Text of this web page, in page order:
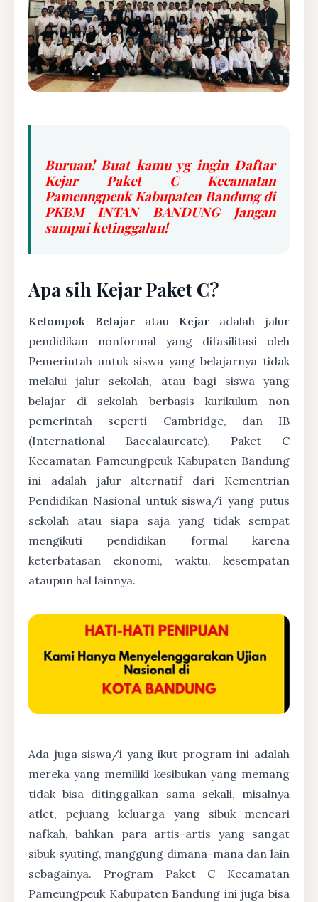
Buruan! Buat kamu yg ingin Daftar
Kejar Paket C Kecamatan
Pameungpeuk Kabupaten Bandung di
PKBM INTAN BANDUNG Jangan
sampai ketinggalan!
Apa sih Kejar Paket C?
Kelompok Belajar atau Kejar adalah jalur
pendidikan nonformal yang difasilitasi oleh
Pemerintah untuk siswa yang belajarnya tidak
melalui jalur sekolah, atau bagi siswa yang
belajar di sekolah berbasis kurikulum non
pemerintah seperti Cambridge, dan IB
(International Baccalaureate). Paket C
Kecamatan Pameungpeuk Kabupaten Bandung
ini adalah jalur alternatif dari Kementrian
Pendidikan Nasional untuk siswa/i yang putus
sekolah atau siapa saja yang tidak sempat
mengikuti pendidikan formal karena
keterbatasan ekonomi, waktu, kesempatan
ataupun hal lainnya.
Ada juga siswa/i yang ikut program ini adalah
mereka yang memiliki kesibukan yang memang
tidak bisa ditinggalkan sama sekali, misalnya
atlet, pejuang keluarga yang sibuk mencari
nafkah, bahkan para artis-artis yang sangat
sibuk syuting, manggung dimana-mana dan lain
sebagainya. Program Paket C Kecamatan
Pameungpeuk Kabupaten Bandung ini juga bisa